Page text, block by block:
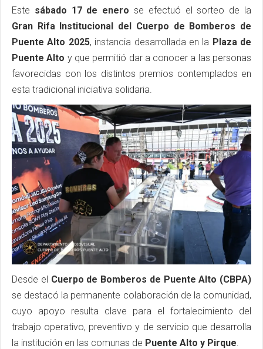
Este sábado 17 de enero se efectuó el sorteo de la
Gran Rifa Institucional del Cuerpo de Bomberos de
Puente Alto 2025, instancia desarrollada en la Plaza de
Puente Alto y que permitió dar a conocer a las personas
favorecidas con los distintos premios contemplados en
esta tradicional iniciativa solidaria.
Desde el Cuerpo de Bomberos de Puente Alto (CBPA)
se destacó la permanente colaboración de la comunidad,
cuyo apoyo resulta clave para el fortalecimiento del
trabajo operativo, preventivo y de servicio que desarrolla
la institución en las comunas de Puente Alto y Pirque